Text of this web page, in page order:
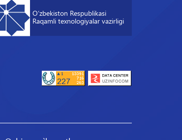
O‘zbekiston Respublikasi
Raqamli texnologiyalar vazirligi